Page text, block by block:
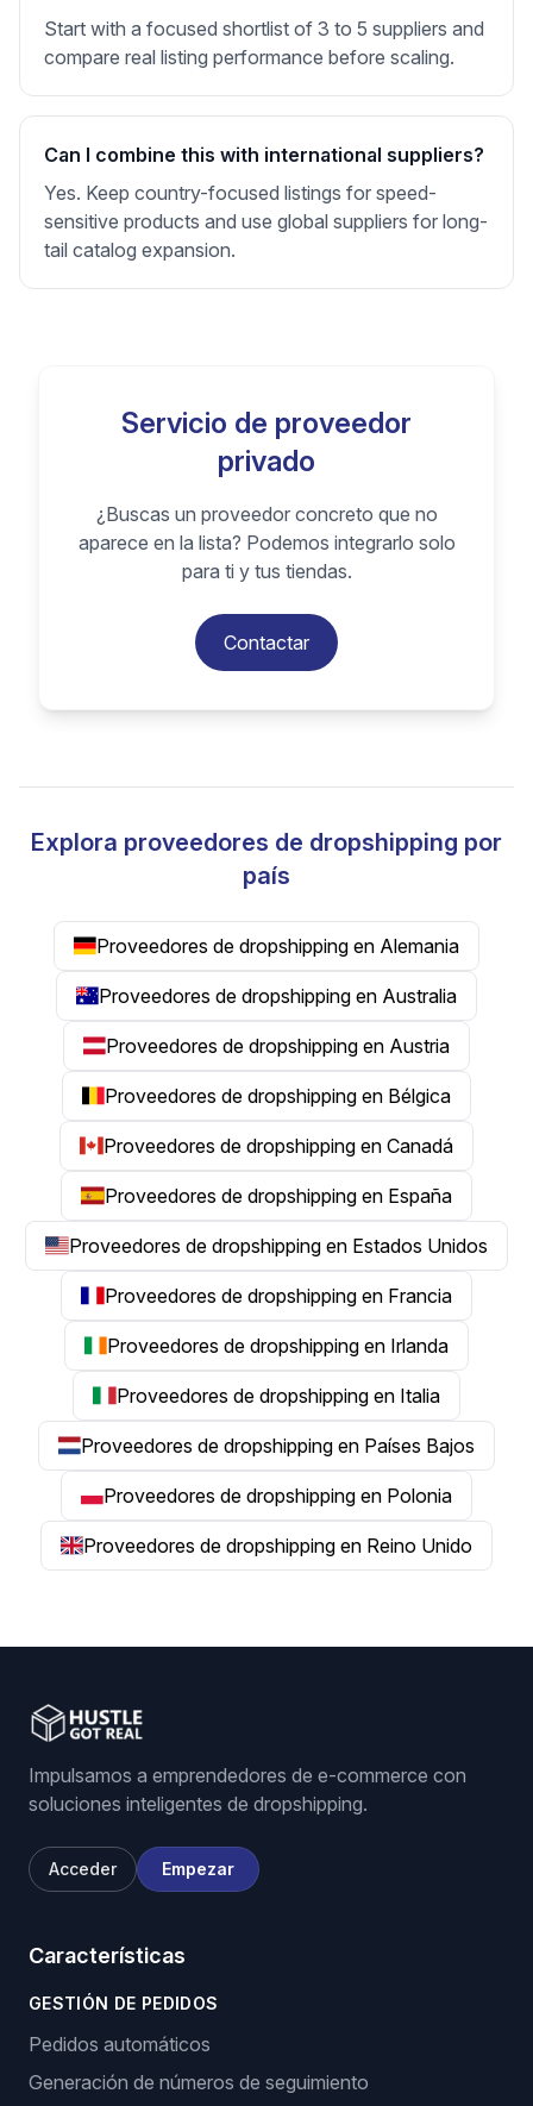
Start with a focused shortlist of 3 to 5 suppliers and
compare real listing performance before scaling.
Can I combine this with international suppliers?
Yes. Keep country-focused listings for speed-
sensitive products and use global suppliers for long-
tail catalog expansion.
Servicio de proveedor
privado
¿Buscas un proveedor concreto que no
aparece en la lista? Podemos integrarlo solo
para ti y tus tiendas.
Contactar
Explora proveedores de dropshipping por
país
Proveedores de dropshipping en Alemania
Proveedores de dropshipping en Australia
Proveedores de dropshipping en Austria
Proveedores de dropshipping en Bélgica
Proveedores de dropshipping en Canadá
Proveedores de dropshipping en España
Proveedores de dropshipping en Estados Unidos
Proveedores de dropshipping en Francia
Proveedores de dropshipping en Irlanda
Proveedores de dropshipping en Italia
Proveedores de dropshipping en Países Bajos
Proveedores de dropshipping en Polonia
Proveedores de dropshipping en Reino Unido
Impulsamos a emprendedores de e-commerce con
soluciones inteligentes de dropshipping.
Acceder Empezar
Características
GESTIÓN DE PEDIDOS
Pedidos automáticos
Generación de números de seguimiento